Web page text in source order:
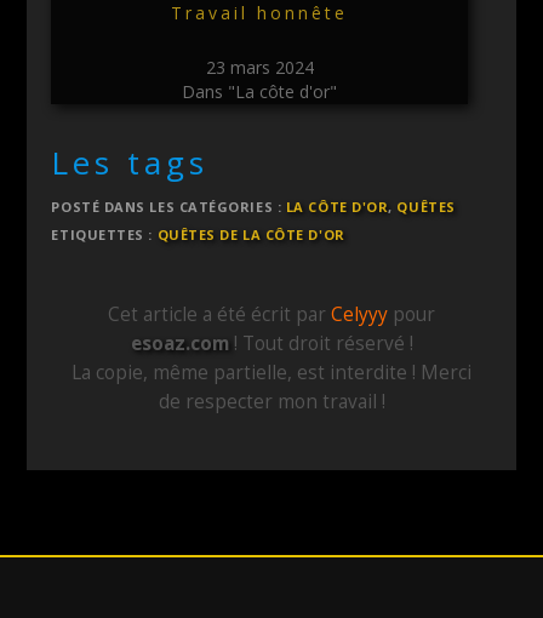
Travail honnête
23 mars 2024
Dans "La côte d'or"
Les tags
POSTÉ DANS LES CATÉGORIES : LA CÔTE D'OR, QUÊTES
ETIQUETTES : QUÊTES DE LA CÔTE D'OR
Cet article a été écrit par Celyyy pour
esoaz.com ! Tout droit réservé !
La copie, même partielle, est interdite ! Merci
de respecter mon travail !